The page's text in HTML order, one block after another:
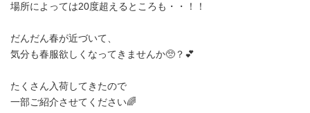
場所によっては20度超えるところも・・！！
だんだん春が近づいて、
気分も春服欲しくなってきませんか🥺？💕
たくさん入荷してきたので
一部ご紹介させてください🌈